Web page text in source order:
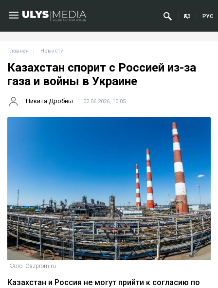
ҚАЗ РУС
Главная Новости
Казахстан спорит с Россией из-за
газа и войны в Украине
Никита Дробны 02.06.2026, 10:05
Фото: Gazprom.ru
Казахстан и Россия не могут прийти к согласию по